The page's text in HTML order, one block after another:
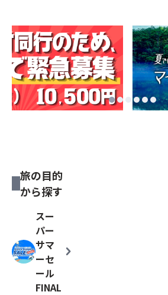
旅の目的
から探す
スー
パー
サマ
ーセ
ール
FINAL
chevron_right